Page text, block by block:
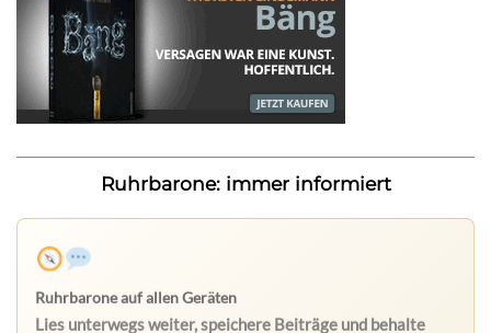
Ruhrbarone: immer informiert
Ruhrbarone auf allen Geräten
Lies unterwegs weiter, speichere Beiträge und behalte